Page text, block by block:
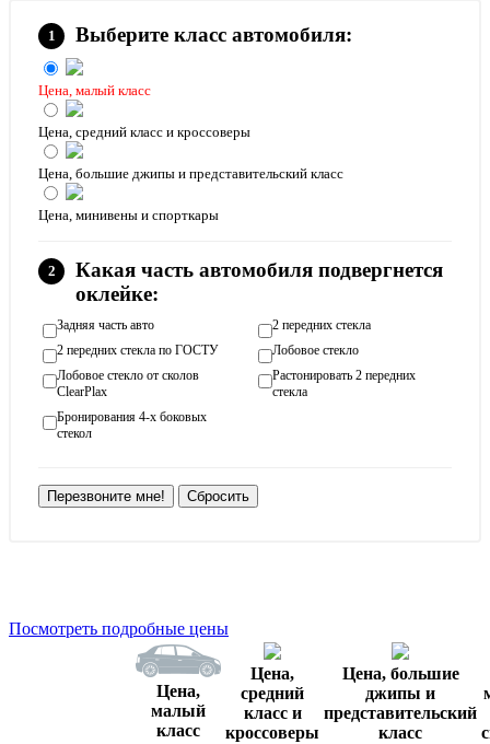
Выберите класс автомобиля:
Цена, малый класс
Цена, средний класс и кроссоверы
Цена, большие джипы и представительский класс
Цена, минивены и спорткары
Какая часть автомобиля подвергнется
оклейке:
Задняя часть авто
2 передних стекла
2 передних стекла по ГОСТУ
Лобовое стекло
Лобовое стекло от сколов
ClearPlax
Растонировать 2 передних
стекла
Бронирования 4-х боковых
стекол
Перезвоните мне! Сбросить
Посмотреть подробные цены
Цена,
малый
класс
Цена,
средний
класс и
кроссоверы
Цена, большие
джипы и
представительский
класс